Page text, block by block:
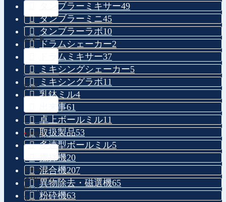
部署名
役職
*御名前
※姓名間に
は空白をお
願いしま
す。
タンブラーミキサー49
タンブラーミニ45
タンブラーラボ10
ドラムシェーカー2
ドラムミキサー37
ミキシングシェーカー5
ミキシングラボ11
乳鉢ミル4
出来事61
卓上ボールミル11
取扱製品53
多連型ボールミル5
攪拌機20
混合機207
異物除去・磁選機65
粉砕機63